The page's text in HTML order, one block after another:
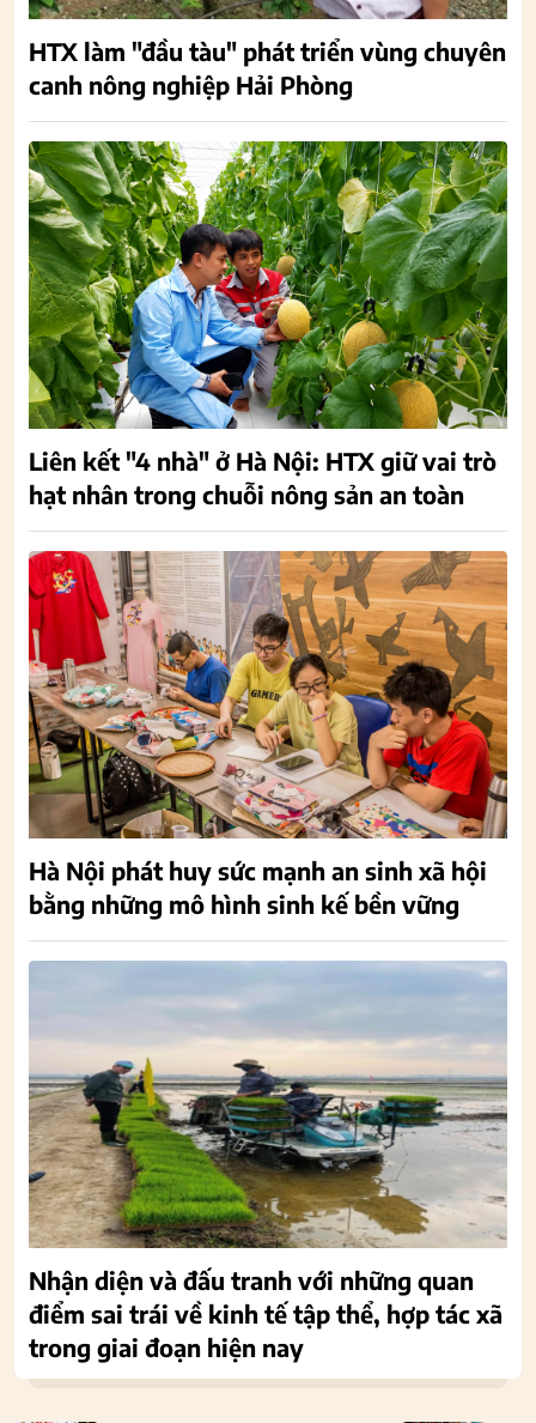
HTX làm "đầu tàu" phát triển vùng chuyên
canh nông nghiệp Hải Phòng
Liên kết "4 nhà" ở Hà Nội: HTX giữ vai trò
hạt nhân trong chuỗi nông sản an toàn
Hà Nội phát huy sức mạnh an sinh xã hội
bằng những mô hình sinh kế bền vững
Nhận diện và đấu tranh với những quan
điểm sai trái về kinh tế tập thể, hợp tác xã
trong giai đoạn hiện nay